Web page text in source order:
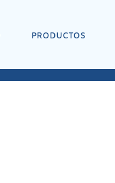
PRODUCTOS